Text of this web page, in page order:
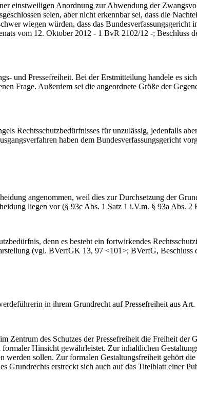
einstweiligen Anordnung zur Abwendung der
seien, aber nicht erkennbar sei, dass die
wiegen würden, dass das Bundesverfassungsgericht
vom 12. Oktober 2012 - 1 BvR 2102/12 -; Beschluss
und Pressefreiheit. Bei der Erstmitteilung handele es
Frage. Außerdem sei die angeordnete Größe der
Rechtsschutzbedürfnisses für unzulässig, jedenfalls
haben dem Bundesverfassungsgericht
angenommen, weil dies zur Durchsetzung der
liegen vor (§ 93c Abs. 1 Satz 1 i.V.m. § 93a Abs. 2
denn es besteht ein fortwirkendes
(vgl. BVerfGK 13, 97 <101>; BVerfG, Beschluss
in ihrem Grundrecht auf Pressefreiheit aus
Zentrum des Schutzes der Pressefreiheit die Freiheit der
Hinsicht gewährleistet. Zur inhaltlichen
sollen. Zur formalen Gestaltungsfreiheit gehört
Grundrechts erstreckt sich auch auf das Titelblatt einer